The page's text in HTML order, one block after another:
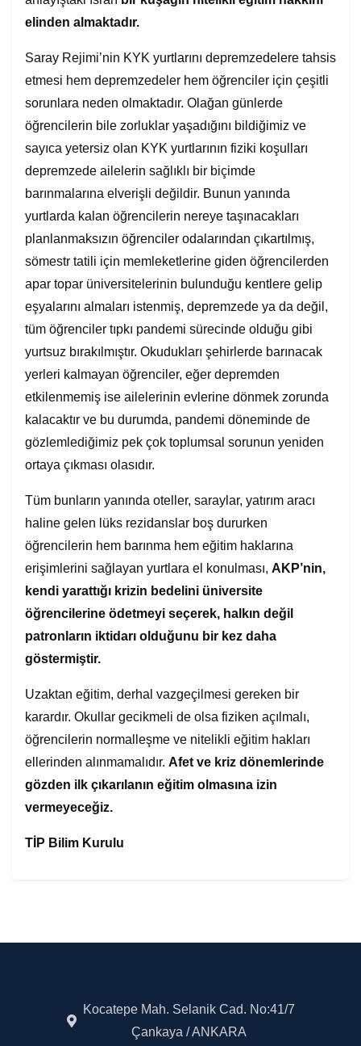
elinden almaktadır.
Saray Rejimi’nin KYK yurtlarını depremzedelere tahsis
etmesi hem depremzedeler hem öğrenciler için çeşitli
sorunlara neden olmaktadır. Olağan günlerde
öğrencilerin bile zorluklar yaşadığını bildiğimiz ve
sayıca yetersiz olan KYK yurtlarının fiziki koşulları
depremzede ailelerin sağlıklı bir biçimde
barınmalarına elverişli değildir. Bunun yanında
yurtlarda kalan öğrencilerin nereye taşınacakları
planlanmaksızın öğrenciler odalarından çıkartılmış,
sömestr tatili için memleketlerine giden öğrencilerden
apar topar üniversitelerinin bulunduğu kentlere gelip
eşyalarını almaları istenmiş, depremzede ya da değil,
tüm öğrenciler tıpkı pandemi sürecinde olduğu gibi
yurtsuz bırakılmıştır. Okudukları şehirlerde barınacak
yerleri kalmayan öğrenciler, eğer depremden
etkilenmemiş ise ailelerinin evlerine dönmek zorunda
kalacaktır ve bu durumda, pandemi döneminde de
gözlemlediğimiz pek çok toplumsal sorunun yeniden
ortaya çıkması olasıdır.
Tüm bunların yanında oteller, saraylar, yatırım aracı
haline gelen lüks rezidanslar boş dururken
öğrencilerin hem barınma hem eğitim haklarına
erişimlerini sağlayan yurtlara el konulması, AKP’nin,
kendi yarattığı krizin bedelini üniversite
öğrencilerine ödetmeyi seçerek, halkın değil
patronların iktidarı olduğunu bir kez daha
göstermiştir.
Uzaktan eğitim, derhal vazgeçilmesi gereken bir
karardır. Okullar gecikmeli de olsa fiziken açılmalı,
öğrencilerin normalleşme ve nitelikli eğitim hakları
ellerinden alınmamalıdır. Afet ve kriz dönemlerinde
gözden ilk çıkarılanın eğitim olmasına izin
vermeyeceğiz.
TİP Bilim Kurulu
Kocatepe Mah. Selanik Cad. No:41/7
Çankaya / ANKARA